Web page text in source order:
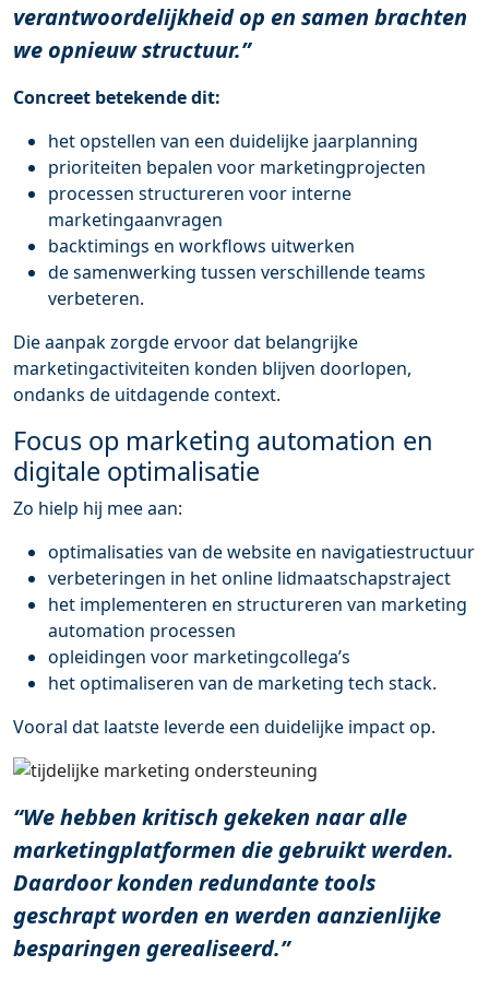
verantwoordelijkheid op en samen brachten
we opnieuw structuur.”
Concreet betekende dit:
het opstellen van een duidelijke jaarplanning
prioriteiten bepalen voor marketingprojecten
processen structureren voor interne
marketingaanvragen
backtimings en workflows uitwerken
de samenwerking tussen verschillende teams
verbeteren.
Die aanpak zorgde ervoor dat belangrijke
marketingactiviteiten konden blijven doorlopen,
ondanks de uitdagende context.
Focus op marketing automation en
digitale optimalisatie
Zo hielp hij mee aan:
optimalisaties van de website en navigatiestructuur
verbeteringen in het online lidmaatschapstraject
het implementeren en structureren van marketing
automation processen
opleidingen voor marketingcollega’s
het optimaliseren van de marketing tech stack.
Vooral dat laatste leverde een duidelijke impact op.
“We hebben kritisch gekeken naar alle
marketingplatformen die gebruikt werden.
Daardoor konden redundante tools
geschrapt worden en werden aanzienlijke
besparingen gerealiseerd.”